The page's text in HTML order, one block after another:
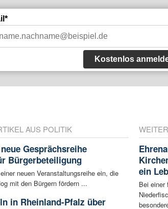
Kostenlos
AUS POLITIK
Gesprächsreihe
Bürgerbeteiligung
neuen Veranstaltungsreihe ein, die
mit den Bürgern fördern ...
in Rheinland-Pfalz über
ein
Bei einer